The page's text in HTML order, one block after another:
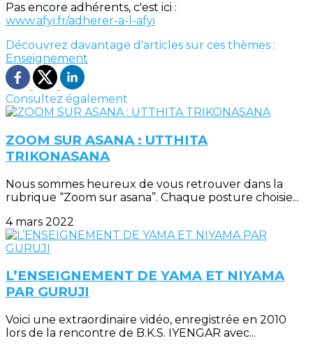
Pas encore adhérents, c'est ici :
www.afyi.fr/adherer-a-l-afyi
Découvrez davantage d'articles sur ces thèmes :
Enseignement
Consultez également
ZOOM SUR ASANA : UTTHITA
TRIKONASANA
Nous sommes heureux de vous retrouver dans la
rubrique “Zoom sur asana”. Chaque posture choisie...
4 mars 2022
L’ENSEIGNEMENT DE YAMA ET NIYAMA
PAR GURUJI
Voici une extraordinaire vidéo, enregistrée en 2010
lors de la rencontre de B.K.S. IYENGAR avec...